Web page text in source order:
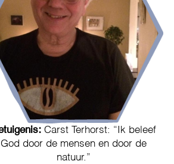
Carst Terhorst: “Ik beleef
God door de mensen en door de
natuur.”